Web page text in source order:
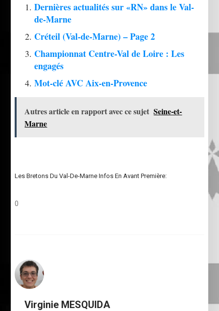
Dernières actualités sur «RN» dans le Val-
de-Marne
Créteil (Val-de-Marne) – Page 2
Championnat Centre-Val de Loire : Les
engagés
Mot-clé AVC Aix-en-Provence
Autres article en rapport avec ce sujet Seine-et-
Marne
Les Bretons Du Val-De-Marne Infos En Avant Première:
0
Virginie MESQUIDA